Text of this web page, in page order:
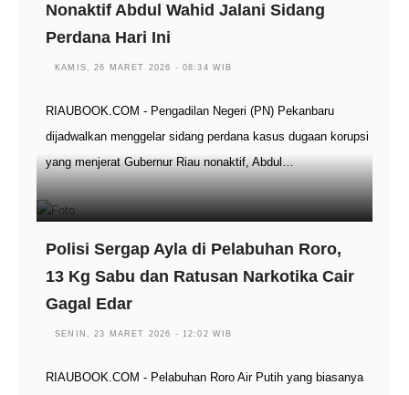
Nonaktif Abdul Wahid Jalani Sidang
Perdana Hari Ini
KAMIS, 26 MARET 2026 - 08:34 WIB
RIAUBOOK.COM - Pengadilan Negeri (PN) Pekanbaru
dijadwalkan menggelar sidang perdana kasus dugaan korupsi
yang menjerat Gubernur Riau nonaktif, Abdul…
Polisi Sergap Ayla di Pelabuhan Roro,
13 Kg Sabu dan Ratusan Narkotika Cair
Gagal Edar
SENIN, 23 MARET 2026 - 12:02 WIB
RIAUBOOK.COM - Pelabuhan Roro Air Putih yang biasanya